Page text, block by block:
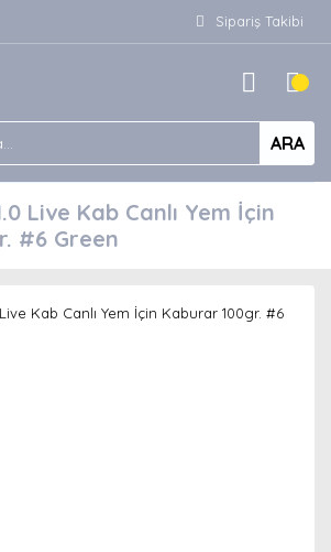
Sipariş Takibi
ARA
Live Kab Canlı Yem İçin
#6 Green